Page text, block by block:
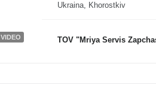
VIDEO
Ukraina, Khorostkiv
TOV "Mriya Servis